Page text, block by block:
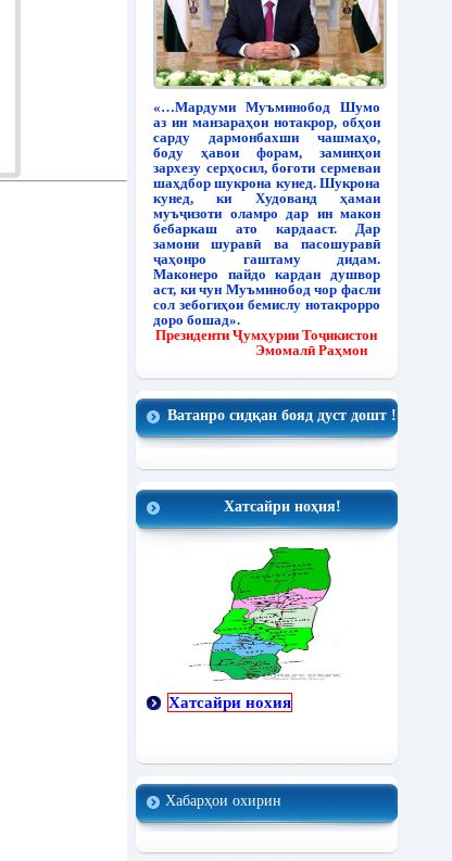
«…Мардуми Муъминобод Шумо
аз ин манзараҳои нотакрор, обҳои
сарду дармонбахши чашмаҳо,
боду ҳавои форам, заминҳои
зархезу серҳосил, боғоти сермеваи
шаҳдбор шукрона кунед. Шукрона
кунед, ки Худованд ҳамаи
муъҷизоти оламро дар ин макон
бебаркаш ато кардааст. Дар
замони шуравӣ ва пасошуравӣ
ҷаҳонро гаштаму дидам.
Маконеро пайдо кардан душвор
аст, ки чун Муъминобод чор фасли
сол зебогиҳои бемислу нотакрорро
доро бошад».
Президенти Ҷумҳурии Тоҷикистон
Эмомалӣ Раҳмон
Ватанро сидқан бояд дуст дошт !
Хатсайри ноҳия!
Хатсайри нохия
Хабарҳои охирин